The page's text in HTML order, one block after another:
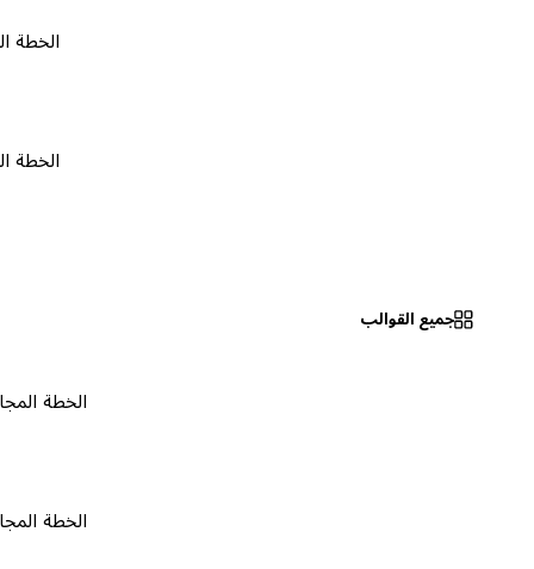
الخطة المجانية
الخطة المجانية
جميع القوالب
الخطة المجانية ٠
الخطة المجانية ٠